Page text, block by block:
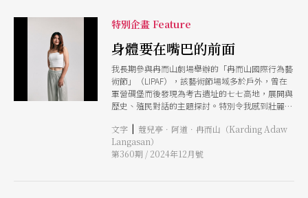
觀察，體現出至少兩個現象：一是，台新藝術獎的
當代性，另一則是台灣的創作現況與環境。
特別企畫 Feature
身體要在嘴巴的前面
我長期參與冉而山劇場舉辦的「冉而山國際行為藝
術節」（LIPAF），該藝術節場域多於戶外，曾在
軍營碉堡而後發現為考古遺址的七七高地，展開與
歷史、殖民對話的主題探討。特別令我感到壯麗的
（註）在花蓮水璉牛山呼庭的海灘集體步行，行為
者於壯闊的山海之間創作。 相較黑盒子內的觀看
模式，觀者的身體在行為現場成為行動的本身，一
文字 | 蔻兒亭．阿道．冉而山（Karding Adaw
Langasan）
第360期 / 2024年12月號